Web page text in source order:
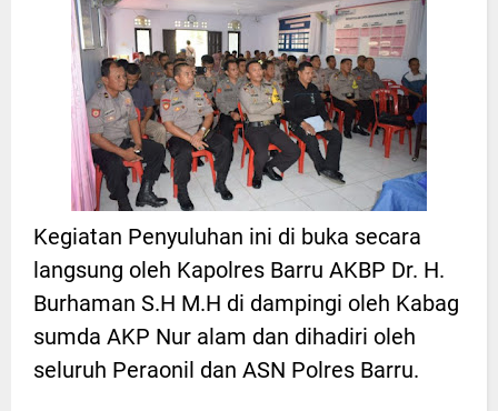
Kegiatan Penyuluhan ini di buka secara
langsung oleh Kapolres Barru AKBP Dr. H.
Burhaman S.H M.H di dampingi oleh Kabag
sumda AKP Nur alam dan dihadiri oleh
seluruh Peraonil dan ASN Polres Barru.